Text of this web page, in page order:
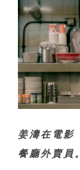
姜濤在電影
餐廳外賣員。